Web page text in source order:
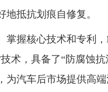
地抵抗划痕自修复。
握核心技术和专利，
技术，具备了“防腐蚀
为汽车后市场提供高端